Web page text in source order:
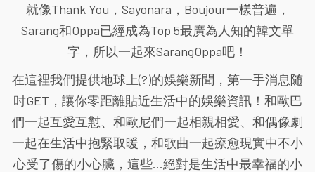
就像Thank You，Sayonara，Boujour一樣普遍，
Sarang和Oppa已經成為Top 5最廣為人知的韓文單
字，所以一起來SarangOppa吧！
在這裡我們提供地球上(?)的娛樂新聞，第一手消息随
时GET，讓你零距離貼近生活中的娛樂資訊！和歐巴
們一起互愛互懟、和歐尼們一起相親相愛、和偶像劇
一起在生活中抱緊取暖，和歌曲一起療愈現實中不小
心受了傷的小心臟，這些...絕對是生活中最幸福的小